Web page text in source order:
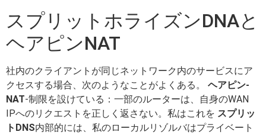
スプリットホライズンDNAと
ヘアピンNAT
社内のクライアントが同じネットワーク内のサービスにア
クセスする場合、次のようなことがよくある。 ヘアピン-
NAT-制限を設けている：一部のルーターは、自身のWAN
IPへのリクエストを正しく返さない。私はこれを スプリッ
トDNS内部的には、私のローカルリゾルバはプライベート